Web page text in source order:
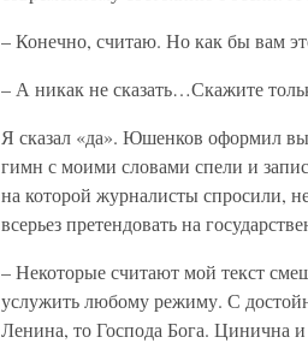
– Конечно, считаю. Но как бы вам
– А никак не сказать…Скажите
Я сказал «да». Юшенков оформил
гимн с моими словами спели и
на которой журналисты спросили,
всерьез претендовать на
– Некоторые считают мой текст
услужить любому режиму. С
Ленина, то Господа Бога. Цинична